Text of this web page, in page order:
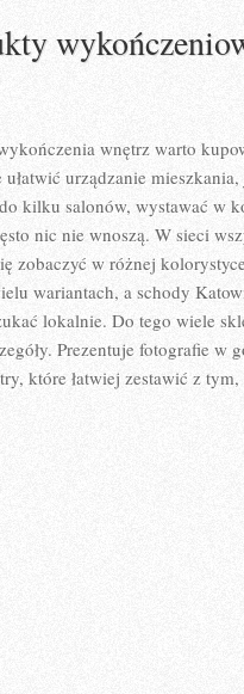
wnętrz warto
urządzanie
kilku salonów, wystawać w
nic nie wnoszą. W sieci
zobaczyć w różnej
wariantach, a schody
lokalnie. Do tego wiele
Prezentuje fotografie w
które łatwiej zestawić z tym,